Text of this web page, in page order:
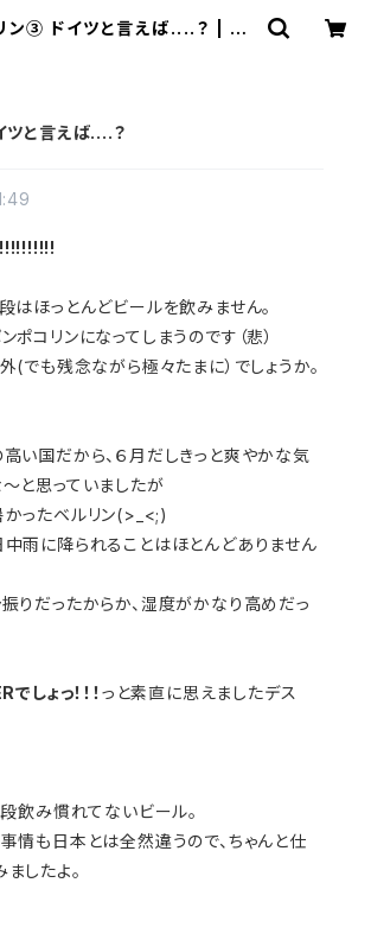
ン③ ドイツと言えば....？ | mi
と言えば....？
はほっとんどビールを飲みません。
ポコリンになってしまうのです（悲）
(でも残念ながら極々たまに）でしょうか。
い国だから、６月だしきっと爽やかな気
と思っていましたが
ったベルリン(>_<;)
雨に降られることはほとんどありません
りだったからか、湿度がかなり高めだっ
しょっ！！！っと素直に思えましたデス
段飲み慣れてないビール。
情も日本とは全然違うので、ちゃんと仕
したよ。